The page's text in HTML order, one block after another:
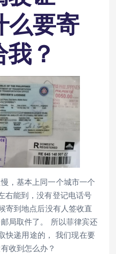
么要寄
？
，基本上同一个城市一个
右能到，没有登记电话号
寄到地点后没有人签收直
局取件了。 所以菲律宾还
快递用途的， 我们现在要
收到怎么办？